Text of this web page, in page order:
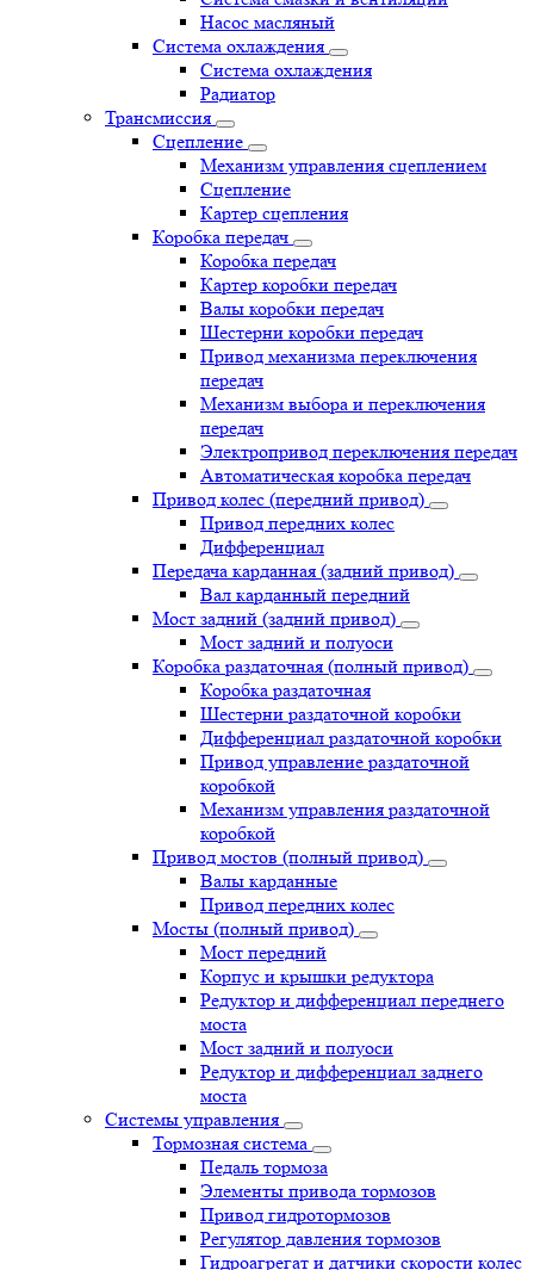
Насос масляный
Система охлаждения
Система охлаждения
Радиатор
Трансмиссия
Сцепление
Механизм управления сцеплением
Сцепление
Картер сцепления
Коробка передач
Коробка передач
Картер коробки передач
Валы коробки передач
Шестерни коробки передач
Привод механизма переключения
передач
Механизм выбора и переключения
передач
Электропривод переключения передач
Автоматическая коробка передач
Привод колес (передний привод)
Привод передних колес
Дифференциал
Передача карданная (задний привод)
Вал карданный передний
Мост задний (задний привод)
Мост задний и полуоси
Коробка раздаточная (полный привод)
Коробка раздаточная
Шестерни раздаточной коробки
Дифференциал раздаточной коробки
Привод управление раздаточной
коробкой
Механизм управления раздаточной
коробкой
Привод мостов (полный привод)
Валы карданные
Привод передних колес
Мосты (полный привод)
Мост передний
Корпус и крышки редуктора
Редуктор и дифференциал переднего
моста
Мост задний и полуоси
Редуктор и дифференциал заднего
моста
Системы управления
Тормозная система
Педаль тормоза
Элементы привода тормозов
Привод гидротормозов
Регулятор давления тормозов
Гидроагрегат и датчики скорости колес